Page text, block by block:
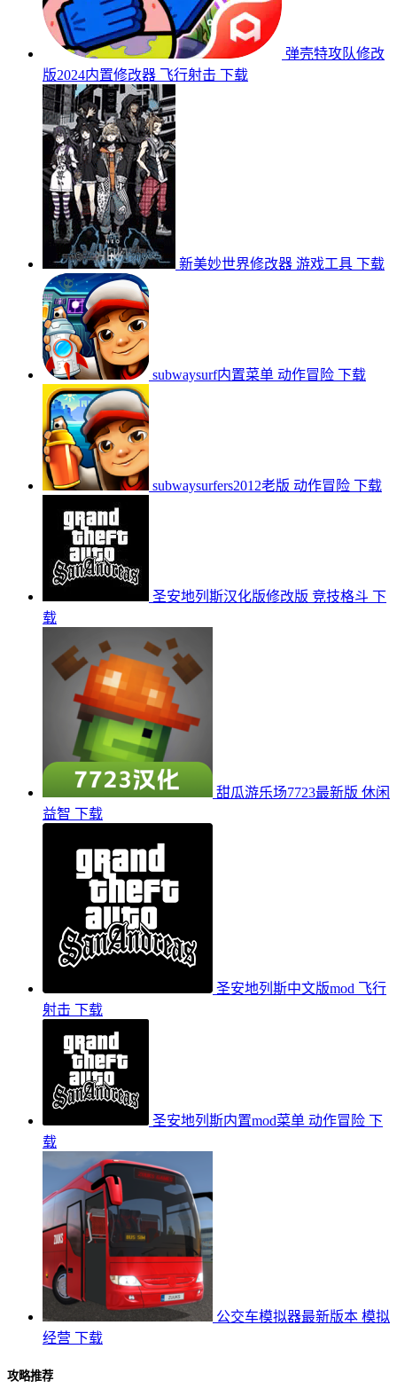
弹壳特攻队修改
版2024内置修改器 飞行射击 下载
新美妙世界修改器 游戏工具 下载
subwaysurf内置菜单 动作冒险 下载
subwaysurfers2012老版 动作冒险 下载
圣安地列斯汉化版修改版 竞技格斗 下
载
甜瓜游乐场7723最新版 休闲
益智 下载
圣安地列斯中文版mod 飞行
射击 下载
圣安地列斯内置mod菜单 动作冒险 下
载
公交车模拟器最新版本 模拟
经营 下载
攻略推荐